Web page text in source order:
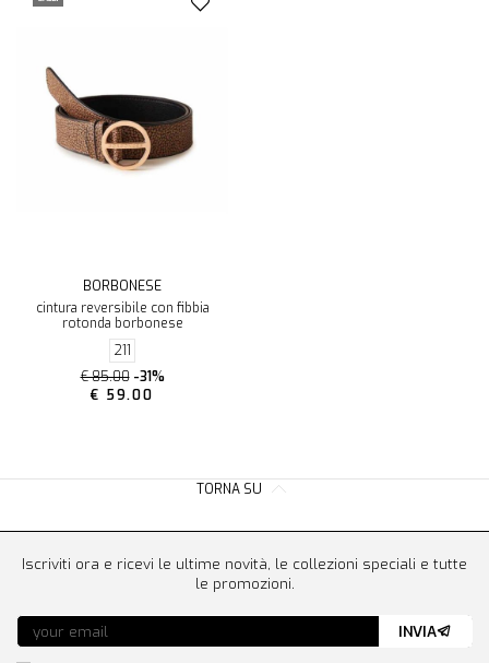
BORBONESE
cintura reversibile con fibbia
rotonda borbonese
211
€ 85.00 -31%
€ 59.00
TORNA SU
Iscriviti ora e ricevi le ultime novità, le collezioni speciali e tutte
le promozioni.
INVIA